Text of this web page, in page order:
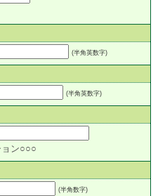
(半角英数字)
(半角英数字)
ン○○○
(半角数字)